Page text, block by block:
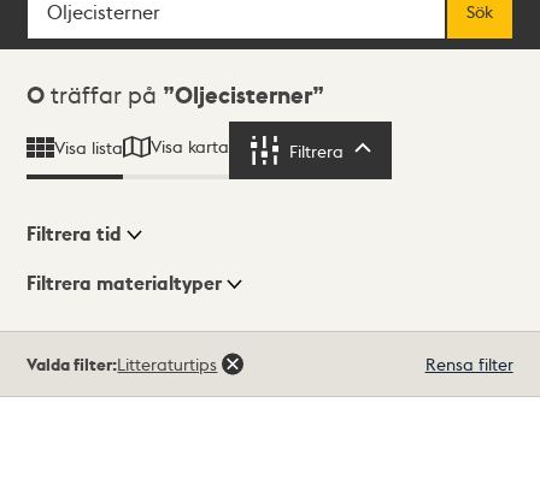
Sök
Sökresultat
0 träffar på Oljecisterner
Visa lista Visa karta Filtrera
Visningsläge
Filtrera tid
Filtrera materialtyper
träffar
Valda filter:Litteraturtips Rensa filter